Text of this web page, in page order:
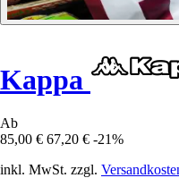
Kappa
Ab
85,00 € 67,20 € -21%
inkl. MwSt. zzgl.